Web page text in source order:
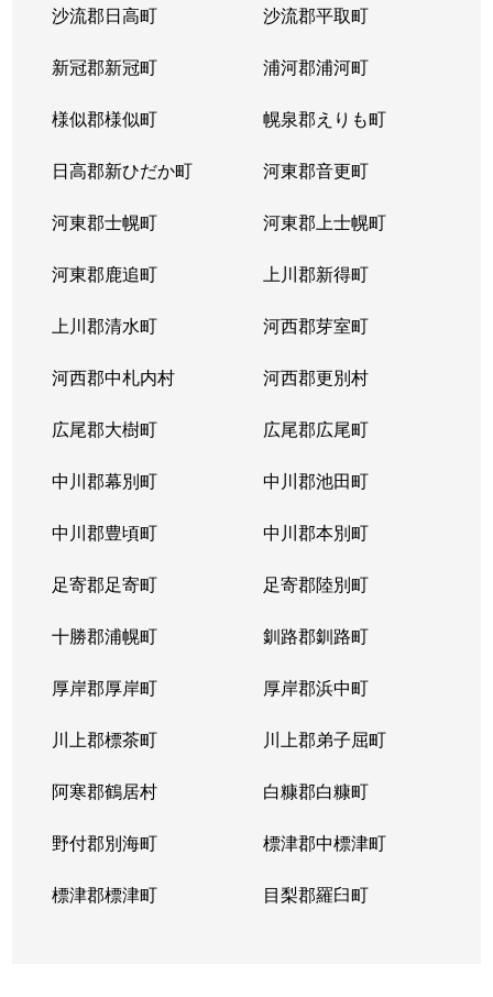
沙流郡日高町 沙流郡平取町
新冠郡新冠町 浦河郡浦河町
様似郡様似町 幌泉郡えりも町
日高郡新ひだか町 河東郡音更町
河東郡士幌町 河東郡上士幌町
河東郡鹿追町 上川郡新得町
上川郡清水町 河西郡芽室町
河西郡中札内村 河西郡更別村
広尾郡大樹町 広尾郡広尾町
中川郡幕別町 中川郡池田町
中川郡豊頃町 中川郡本別町
足寄郡足寄町 足寄郡陸別町
十勝郡浦幌町 釧路郡釧路町
厚岸郡厚岸町 厚岸郡浜中町
川上郡標茶町 川上郡弟子屈町
阿寒郡鶴居村 白糠郡白糠町
野付郡別海町 標津郡中標津町
標津郡標津町 目梨郡羅臼町